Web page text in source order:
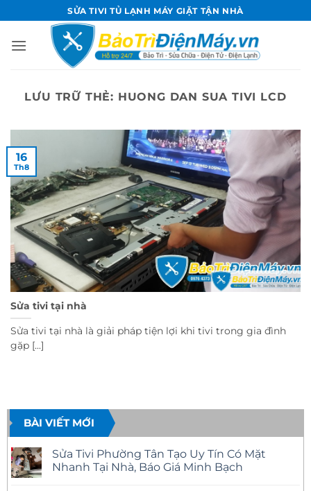
qua
nội
SỬA TIVI TỦ LẠNH MÁY GIẶT TẬN NHÀ
LƯU TRỮ THẺ: HUONG DAN SUA TIVI LCD
Sửa tivi tại nhà
Sửa tivi tại nhà là giải pháp tiện lợi khi tivi trong gia đình
gặp [...]
16
Th8
BÀI VIẾT MỚI
Sửa Tivi Phường Tân Tạo Uy Tín Có Mặt
Nhanh Tại Nhà, Báo Giá Minh Bạch